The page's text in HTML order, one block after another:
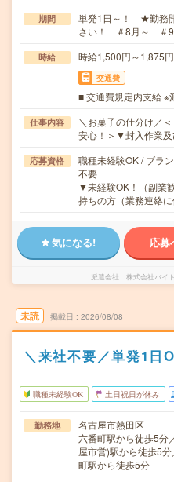
期間
単発1日～！ ★勤務
さい！ ＃8月～ ＃9
時給 時給1,500円～1,875円
交通費
■ 交通費規定内支給 ※
仕事内容
＼お菓子の仕分け／
安心！＞▼封入作業
応募資格
職種未経験OK / ブラ
不要
▼未経験OK！（副業
持ちの方（業務連絡
気になる! 応募
派遣会社 株式会社バイ
未読 掲載日 2026/08/08
＼来社不要／単発1日
職種未経験OK 土日祝日が休み
勤務地
名古屋市熱田区
六番町駅から徒歩5分
屋市営)駅から徒歩5
町駅から徒歩5分